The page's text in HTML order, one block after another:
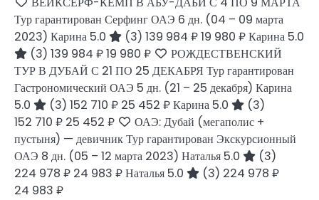
Тур гарантирован Серфинг ОАЭ 6 дн. (04 – 09 марта
2023) Карина 5.0 (3) 139 984 ₽19 980 ₽Карина 5.0
(3) 139 984 ₽19 980 ₽
РОЖДЕСТВЕНСКИЙ
ТУР В ДУБАЙ С 21 ПО 25 ДЕКАБРЯ Тур гарантирован
Гастрономический ОАЭ 5 дн. (21 – 25 декабря) Карина
5.0
(3) 152 710 ₽ 25 452 ₽Карина 5.0
(3)
152 710 ₽ 25 452 ₽
ОАЭ: Дубай (мегаполис +
пустыня) — девичник Тур гарантирован Экскурсионный
ОАЭ 8 дн. (05 – 12 марта 2023) Наталья 5.0
(3)
224 978 ₽ 24 983 ₽Наталья 5.0 (3) 224 978 ₽
24 983 ₽